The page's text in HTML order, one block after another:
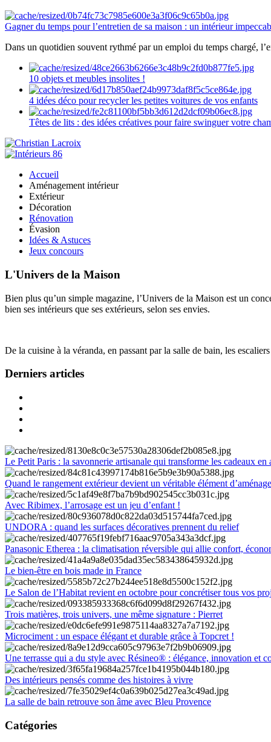
Gagner du temps pour l’entretien de sa maison : un intérieur
Dans un quotidien souvent rythmé par un emploi du temps chargé,
10 objets et meubles insolites !
4 idées déco pour recycler les petites voitures de vos enfants
Têtes de lits : des idées créatives pour faire swinguer votre
Accueil
Aménagement intérieur
Extérieur
Décoration
Rénovation
Évasion
Idées & Astuces
Jeux concours
L'Univers de la Maison
Bien plus qu’un simple magazine, l’Univers de la Maison est un
bien ses intérieurs que ses extérieurs, selon ses envies.
De la cuisine à la véranda, en passant par la salle de bain, les
Derniers articles
Le Petit Paris : la savonnerie artisanale qui transforme les cadeaux en
Quand le rangement extérieur devient un véritable élément
Avec Ribimex, l’arrosage est un jeu d’enfant !
UNDORA : quand les surfaces décoratives prennent du relief
Panasonic Etherea : la climatisation réversible qui allie confort,
Le bien-être en bois made in France
Le Salon de l’Habitat revient en octobre pour concrétiser tous vos
Trois matières, trois univers, une même signature : Pierret
Microciment : un espace élégant et durable grâce à Topcret !
Une terrasse qui a du style avec Résineo® : élégance, innovation et
Des intérieurs pensés comme des histoires à vivre
La salle de bain retrouve son âme avec Bleu Provence
Catégories